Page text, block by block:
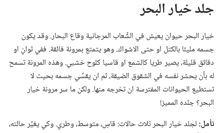
جلد خيار البحر
خيار البحر حيوان يعيش في الشِّعاب المرجانية وقاع البحار.‏ وقد يكون
جسمه مليئا بالكتل او حتى الاشواك.‏ وهو يتمتع بمرونة فائقة.‏ ففي ثوانٍ او
دقائق قليلة،‏ يصير طريا كالشمع او قاسيا كلوح خشبي.‏ وهذه المرونة تسمح
له بأن يحشر نفسه في الشقوق الضيقة،‏ ثم ان يقسِّي جسمه بحيث لا
تستطيع الحيوانات المفترسة ان تخرجه منها.‏ ولكن ما سر مرونة خيار
البحر؟‏ جلده المميز!‏
تأمل:‏لجلد خيار البحر ثلاث حالات:‏ قاسٍ،‏ متوسط،‏ وطري.‏ وكي يغيِّر حالته،‏